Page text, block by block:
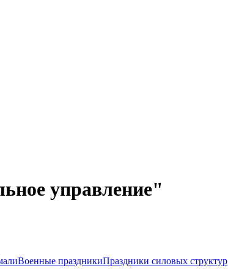
управление"
Военные праздникиПраздники силовых структур